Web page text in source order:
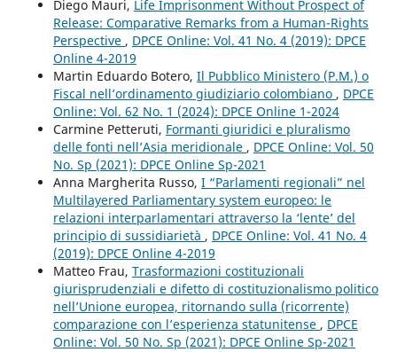
Diego Mauri, Life Imprisonment Without Prospect of
Release: Comparative Remarks from a Human-Rights
Perspective , DPCE Online: Vol. 41 No. 4 (2019): DPCE
Online 4-2019
Martin Eduardo Botero, Il Pubblico Ministero (P.M.) o
Fiscal nell’ordinamento giudiziario colombiano , DPCE
Online: Vol. 62 No. 1 (2024): DPCE Online 1-2024
Carmine Petteruti, Formanti giuridici e pluralismo
delle fonti nell’Asia meridionale , DPCE Online: Vol. 50
No. Sp (2021): DPCE Online Sp-2021
Anna Margherita Russo, I “Parlamenti regionali” nel
Multilayered Parliamentary system europeo: le
relazioni interparlamentari attraverso la ‘lente’ del
principio di sussidiarietà , DPCE Online: Vol. 41 No. 4
(2019): DPCE Online 4-2019
Matteo Frau, Trasformazioni costituzionali
giurisprudenziali e difetto di costituzionalismo politico
nell’Unione europea, ritornando sulla (ricorrente)
comparazione con l’esperienza statunitense , DPCE
Online: Vol. 50 No. Sp (2021): DPCE Online Sp-2021